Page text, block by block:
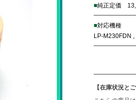
純正定価
対応機種
LP-M230FDN
【在庫状況とご